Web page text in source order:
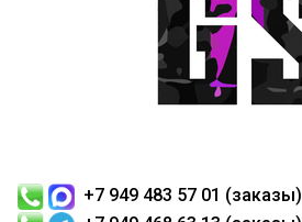
+7 949 483 57 01 (заказы)